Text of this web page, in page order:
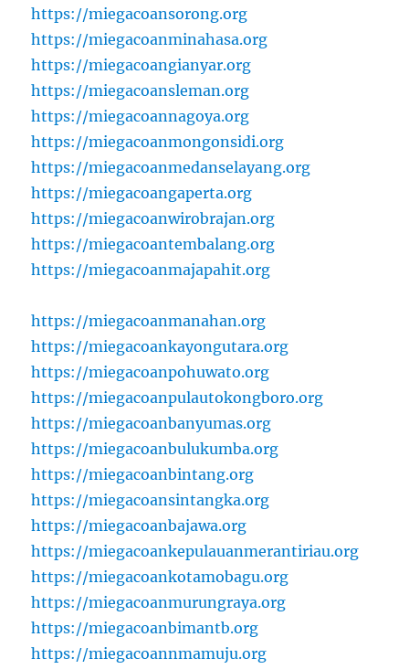
https://miegacoansorong.org
https://miegacoanminahasa.org
https://miegacoangianyar.org
https://miegacoansleman.org
https://miegacoannagoya.org
https://miegacoanmongonsidi.org
https://miegacoanmedanselayang.org
https://miegacoangaperta.org
https://miegacoanwirobrajan.org
https://miegacoantembalang.org
https://miegacoanmajapahit.org
https://miegacoanmanahan.org
https://miegacoankayongutara.org
https://miegacoanpohuwato.org
https://miegacoanpulautokongboro.org
https://miegacoanbanyumas.org
https://miegacoanbulukumba.org
https://miegacoanbintang.org
https://miegacoansintangka.org
https://miegacoanbajawa.org
https://miegacoankepulauanmerantiriau.org
https://miegacoankotamobagu.org
https://miegacoanmurungraya.org
https://miegacoanbimantb.org
https://miegacoannmamuju.org